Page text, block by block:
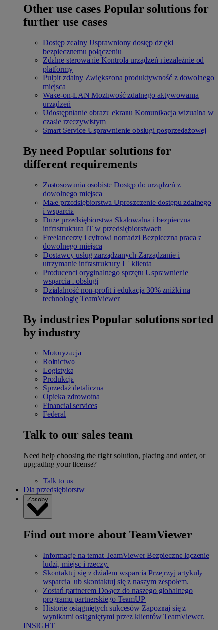
Other use cases Popular solutions for
further use cases
Dostęp zdalny Usprawniony dostęp dzięki
bezpiecznemu połączeniu
Zdalne sterowanie Kontrola urządzeń niezależnie od
platformy
Pulpit zdalny Zwiększona produktywność z dowolnego
miejsca
Wake-on-LAN Możliwość zdalnego aktywowania
urządzeń
Udostępnianie obrazu ekranu Komunikacja wizualna w
czasie rzeczywistym
Smart Service Usprawnienie obsługi posprzedażowej
By need Popular solutions for
different requirements
Zastosowania osobiste Dostęp do urządzeń z
dowolnego miejsca
Małe przedsiębiorstwa Uproszczenie dostępu zdalnego
i wsparcia
Duże przedsiębiorstwa Skalowalna i bezpieczna
infrastruktura IT w przedsiębiorstwach
Freelancerzy i cyfrowi nomadzi Bezpieczna praca z
dowolnego miejsca
Dostawcy usług zarządzanych Zarządzanie i
utrzymanie infrastruktury IT klienta
Producenci oryginalnego sprzętu Usprawnienie
wsparcia i obsługi
Działalność non-profit i edukacja 30% zniżki na
technologię TeamViewer
By industries Popular solutions sorted
by industry
Motoryzacja
Rolnictwo
Logistyka
Produkcja
Sprzedaż detaliczna
Opieka zdrowotna
Financial services
Federal
Talk to our sales team
Need help choosing the right solution, placing and order, or
upgrading your license?
Talk to us
Dla przedsiębiorstw
Zasoby
Find out more about TeamViewer
Informacje na temat TeamViewer Bezpieczne łączenie
ludzi, miejsc i rzeczy.
Skontaktuj się z działem wsparcia Przejrzyj artykuły
wsparcia lub skontaktuj się z naszym zespołem.
Zostań partnerem Dołącz do naszego globalnego
programu partnerskiego TeamUP.
Historie osiągniętych sukcesów Zapoznaj się z
wynikami osiągniętymi przez klientów TeamViewer.
INSIGHT